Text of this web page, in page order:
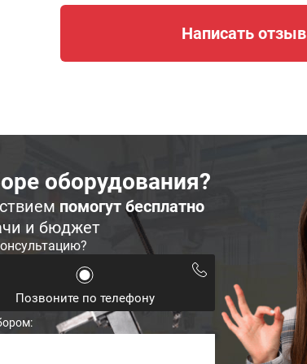
Написать отзыв
оборудования?
помогут бесплатно
и бюджет
Позвоните по телефону